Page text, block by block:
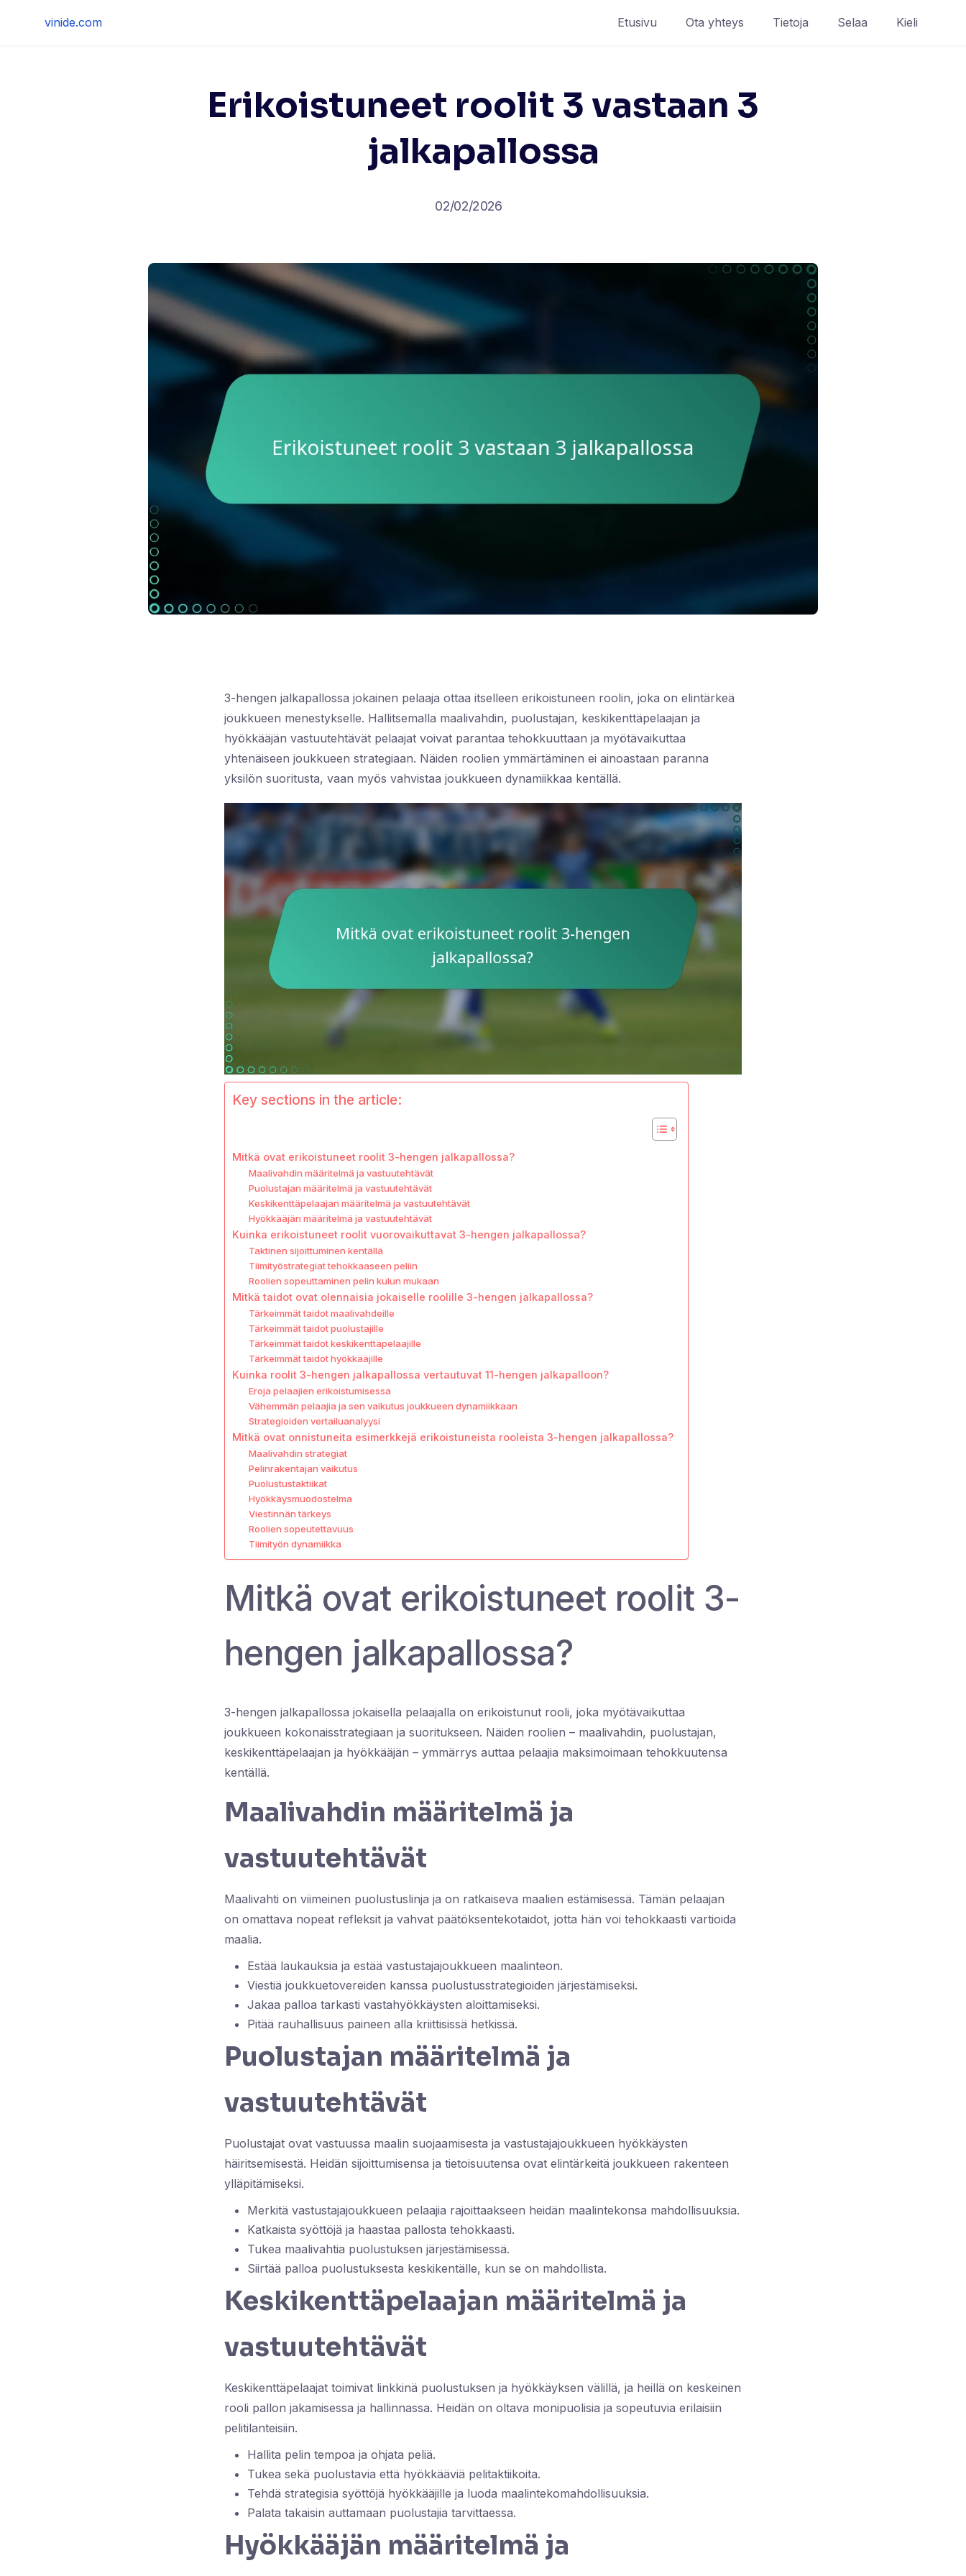
vinide.com Etusivu Ota yhteys Tietoja Selaa Kieli
Erikoistuneet roolit 3 vastaan 3
jalkapallossa
02/02/2026
3-hengen jalkapallossa jokainen pelaaja ottaa itselleen erikoistuneen roolin, joka on elintärkeä
joukkueen menestykselle. Hallitsemalla maalivahdin, puolustajan, keskikenttäpelaajan ja
hyökkääjän vastuutehtävät pelaajat voivat parantaa tehokkuuttaan ja myötävaikuttaa
yhtenäiseen joukkueen strategiaan. Näiden roolien ymmärtäminen ei ainoastaan paranna
yksilön suoritusta, vaan myös vahvistaa joukkueen dynamiikkaa kentällä.
Key sections in the article:
Mitkä ovat erikoistuneet roolit 3-hengen jalkapallossa?
Maalivahdin määritelmä ja vastuutehtävät
Puolustajan määritelmä ja vastuutehtävät
Keskikenttäpelaajan määritelmä ja vastuutehtävät
Hyökkääjän määritelmä ja vastuutehtävät
Kuinka erikoistuneet roolit vuorovaikuttavat 3-hengen jalkapallossa?
Taktinen sijoittuminen kentällä
Tiimityöstrategiat tehokkaaseen peliin
Roolien sopeuttaminen pelin kulun mukaan
Mitkä taidot ovat olennaisia jokaiselle roolille 3-hengen jalkapallossa?
Tärkeimmät taidot maalivahdeille
Tärkeimmät taidot puolustajille
Tärkeimmät taidot keskikenttäpelaajille
Tärkeimmät taidot hyökkääjille
Kuinka roolit 3-hengen jalkapallossa vertautuvat 11-hengen jalkapalloon?
Eroja pelaajien erikoistumisessa
Vähemmän pelaajia ja sen vaikutus joukkueen dynamiikkaan
Strategioiden vertailuanalyysi
Mitkä ovat onnistuneita esimerkkejä erikoistuneista rooleista 3-hengen jalkapallossa?
Maalivahdin strategiat
Pelinrakentajan vaikutus
Puolustustaktiikat
Hyökkäysmuodostelma
Viestinnän tärkeys
Roolien sopeutettavuus
Tiimityön dynamiikka
Mitkä ovat erikoistuneet roolit 3-
hengen jalkapallossa?
3-hengen jalkapallossa jokaisella pelaajalla on erikoistunut rooli, joka myötävaikuttaa
joukkueen kokonaisstrategiaan ja suoritukseen. Näiden roolien – maalivahdin, puolustajan,
keskikenttäpelaajan ja hyökkääjän – ymmärrys auttaa pelaajia maksimoimaan tehokkuutensa
kentällä.
Maalivahdin määritelmä ja
vastuutehtävät
Maalivahti on viimeinen puolustuslinja ja on ratkaiseva maalien estämisessä. Tämän pelaajan
on omattava nopeat refleksit ja vahvat päätöksentekotaidot, jotta hän voi tehokkaasti vartioida
maalia.
Estää laukauksia ja estää vastustajajoukkueen maalinteon.
Viestiä joukkuetovereiden kanssa puolustusstrategioiden järjestämiseksi.
Jakaa palloa tarkasti vastahyökkäysten aloittamiseksi.
Pitää rauhallisuus paineen alla kriittisissä hetkissä.
Puolustajan määritelmä ja
vastuutehtävät
Puolustajat ovat vastuussa maalin suojaamisesta ja vastustajajoukkueen hyökkäysten
häiritsemisestä. Heidän sijoittumisensa ja tietoisuutensa ovat elintärkeitä joukkueen rakenteen
ylläpitämiseksi.
Merkitä vastustajajoukkueen pelaajia rajoittaakseen heidän maalintekonsa mahdollisuuksia.
Katkaista syöttöjä ja haastaa pallosta tehokkaasti.
Tukea maalivahtia puolustuksen järjestämisessä.
Siirtää palloa puolustuksesta keskikentälle, kun se on mahdollista.
Keskikenttäpelaajan määritelmä ja
vastuutehtävät
Keskikenttäpelaajat toimivat linkkinä puolustuksen ja hyökkäyksen välillä, ja heillä on keskeinen
rooli pallon jakamisessa ja hallinnassa. Heidän on oltava monipuolisia ja sopeutuvia erilaisiin
pelitilanteisiin.
Hallita pelin tempoa ja ohjata peliä.
Tukea sekä puolustavia että hyökkääviä pelitaktiikoita.
Tehdä strategisia syöttöjä hyökkääjille ja luoda maalintekomahdollisuuksia.
Palata takaisin auttamaan puolustajia tarvittaessa.
Hyökkääjän määritelmä ja